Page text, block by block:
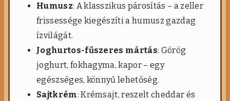
Humusz: A klasszikus párosítás – a zeller
frissessége kiegészíti a humusz gazdag
ízvilágát.
Joghurtos-fűszeres mártás: Görög
joghurt, fokhagyma, kapor – egy
egészséges, könnyű lehetőség.
Sajtkrém: Krémsajt, reszelt cheddar és